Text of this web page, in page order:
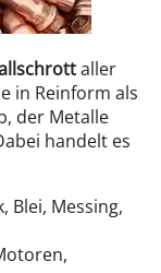
aller
in Reinform als
der Metalle
handelt es
Blei, Messing,